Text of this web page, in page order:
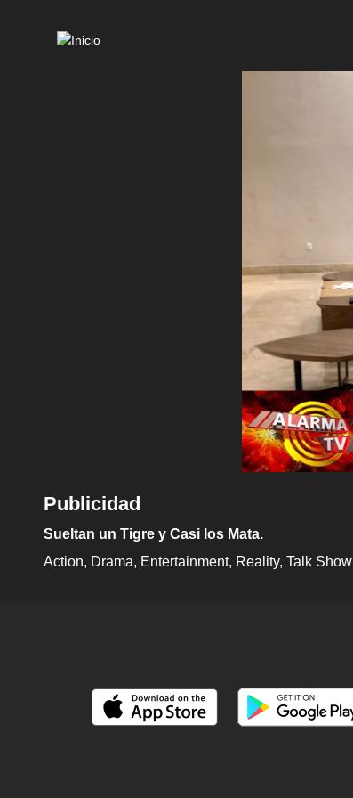
Publicidad
Sueltan un Tigre y Casi los Mata.
Action
Drama Entertainment Reality Talk Show